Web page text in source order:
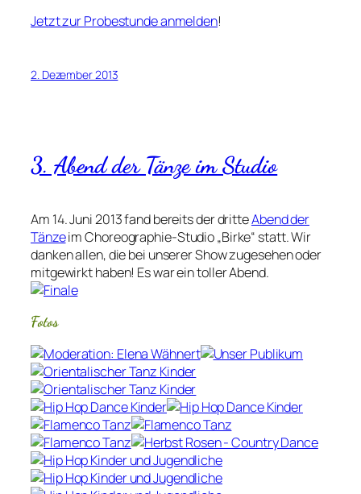
Jetzt zur Probestunde anmelden!
2. Dezember 2013
3. Abend der Tänze im Studio
Am 14. Juni 2013 fand bereits der dritteAbend der
Tänzeim Choreographie-Studio „Birke“ statt. Wir
danken allen, die bei unserer Show zugesehen oder
mitgewirkt haben! Es war ein toller Abend.
Fotos